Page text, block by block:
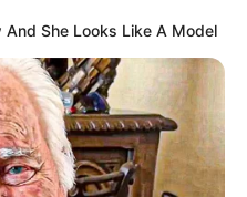
di
She Looks Like A Model